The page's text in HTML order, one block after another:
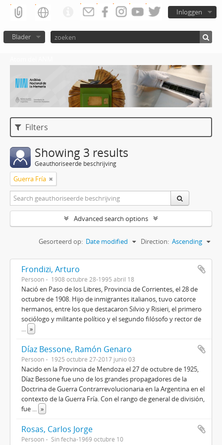
Inloggen
Blader
Filters
Showing 3 results
Geauthoriseerde beschrijving
Guerra Fría
Advanced search options
Gesorteerd op: Date modified Direction: Ascending
Frondizi, Arturo
Persoon 1908 octubre 28-1995 abril 18
Nació en Paso de los Libres, Provincia de Corrientes, el 28 de
octubre de 1908. Hijo de inmigrantes italianos, tuvo catorce
hermanos, entre los que destacaron Silvio y Risieri, el primero
sociólogo y militante político y el segundo filósofo y rector de
... »
Díaz Bessone, Ramón Genaro
Persoon 1925 octubre 27-2017 junio 03
Nacido en la Provincia de Mendoza el 27 de octubre de 1925,
Díaz Bessone fue uno de los grandes propagadores de la
Doctrina de Guerra Contrarrevolucionaria en la Argentina en el
contexto de la Guerra Fría. Con el rango de general de división,
fue ... »
Rosas, Carlos Jorge
Persoon Sin fecha-1969 octubre 10